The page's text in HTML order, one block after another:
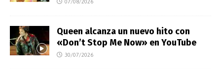
07/08/2026
Queen alcanza un nuevo hito con
«Don’t Stop Me Now» en YouTube
30/07/2026